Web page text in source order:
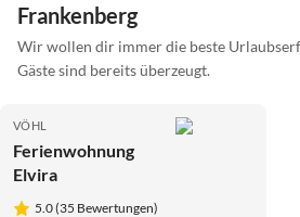
Frankenberg
Wir wollen dir immer die beste
Gäste sind bereits überzeugt.
VÖHL
Ferienwohnung
Elvira
5.0 (35 Bewertungen)